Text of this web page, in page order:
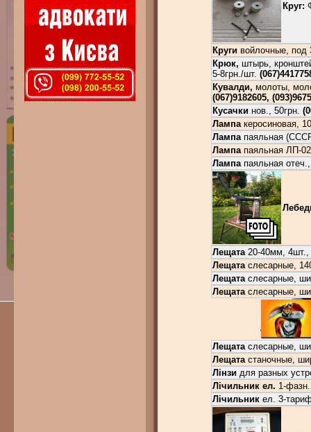
Круг:
Кругивойлочные, под
Крюк, штырь,
5-8грн./шт.
Кувалди, молоты,
(067)9182605,
Кусачки нов., 50грн.
Лампакеросиновая,
Лампапаяльная
Лампапаяльная ЛП-
Лампапаяльная
Лещата20-40мм, 4шт.,
Лещатаслесарные,
Лещатаслесарные,
Лещатаслесарные,
Лещатаслесарные,
Лещатастаночные,
Лінзи для разных
Лічильник ел. 1-
Лічильникел. 3-